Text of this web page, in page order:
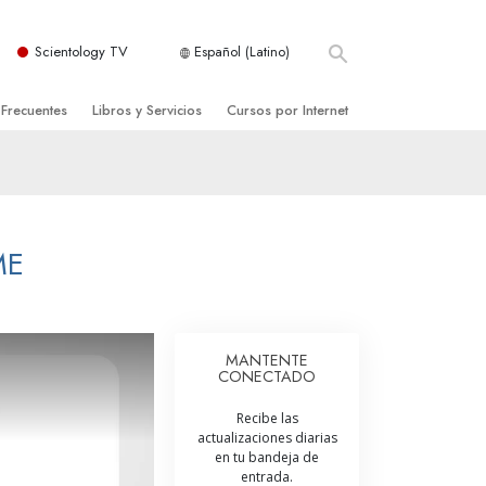
Scientology TV Español (Latino)
de Scientology
Libros y Servicios
Introductorias
Iniciales
Cursos por Internet
Ayudas para Enfermedades y Lesiones
La Integridad y la Honestidad
La Escala Tonal Emocional
MANTENTE
CONECTADO
Recibe las
actualizaciones diarias
en tu bandeja de
entrada.